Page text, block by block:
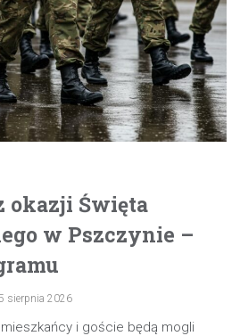
okazji Święta
w Pszczynie –
5 sierpnia 2026
i goście będą mogli